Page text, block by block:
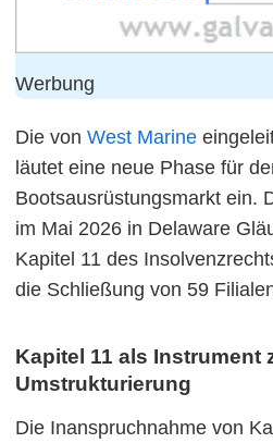
Werbung
Die von West Marine
läutet eine neue Phase für
Bootsausrüstungsmarkt ein.
im Mai 2026 in Delaware
Kapitel 11 des
die Schließung von 59
Kapitel 11 als Instrument
Umstrukturierung
Die Inanspruchnahme von